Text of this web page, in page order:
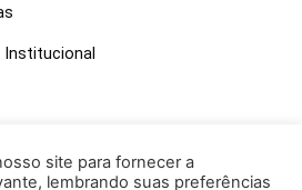
Institucional
site para fornecer a
lembrando suas preferências